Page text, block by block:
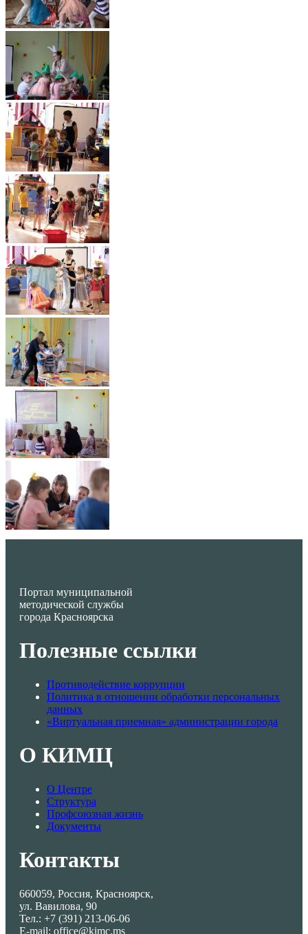
Портал муниципальной
методической службы
города Красноярска
Полезные ссылки
Противодействие коррупции
Политика в отношении обработки персональных
данных
«Виртуальная приемная» администрации города
О КИМЦ
О Центре
Структура
Профсоюзная жизнь
Документы
Контакты
660059, Россия, Красноярск,
ул. Вавилова, 90
Тел.: +7 (391) 213-06-06
E-mail: office@kimc.ms